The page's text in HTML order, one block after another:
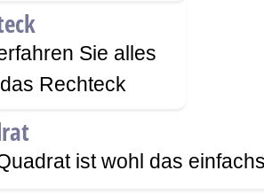
Sie alles
Rechteck
ist wohl das